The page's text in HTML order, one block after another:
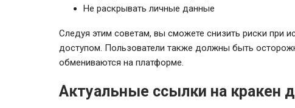
Не раскрывать личные данные
Следуя этим советам, вы сможете снизить риски при
доступом. Пользователи также должны быть
обмениваются на платформе.
Актуальные ссылки на кракен